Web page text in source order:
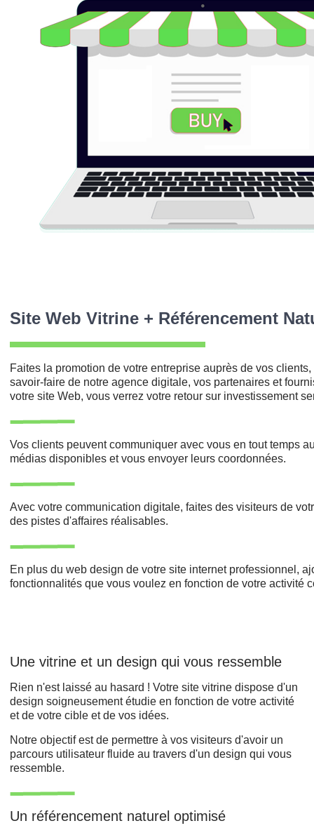
Site Web Vitrine + Référencement
Faites la promotion de votre entreprise auprès de vos
savoir-faire de notre agence digitale, vos partenaires et
votre site Web, vous verrez votre retour sur investissement
Vos clients peuvent communiquer avec vous en tout temps
médias disponibles et vous envoyer leurs coordonnées.
Avec votre communication digitale, faites des visiteurs de
des pistes d'affaires réalisables.
En plus du web design de votre site internet professionnel,
fonctionnalités que vous voulez en fonction de votre activité
Une vitrine et un design qui vous ressemble
Rien n'est laissé au hasard ! Votre site vitrine dispose d'un
design soigneusement étudie en fonction de votre activité
et de votre cible et de vos idées.
Notre objectif est de permettre à vos visiteurs d'avoir un
parcours utilisateur fluide au travers d'un design qui vous
ressemble.
Un référencement naturel optimisé